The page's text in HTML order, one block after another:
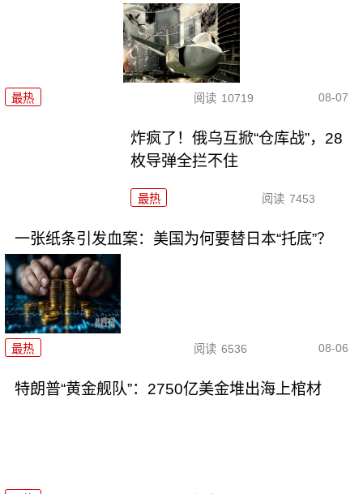
最热 阅读 10719 08-07
炸疯了！俄乌互掀“仓库战”，28
枚导弹全拦不住
最热 阅读 7453
一张纸条引发血案：美国为何要替日本“托底”？
最热 阅读 6536 08-06
特朗普“黄金舰队”：2750亿美金堆出海上棺材